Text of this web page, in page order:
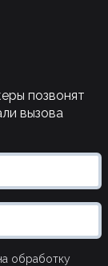
позвонят
вызова
обработку